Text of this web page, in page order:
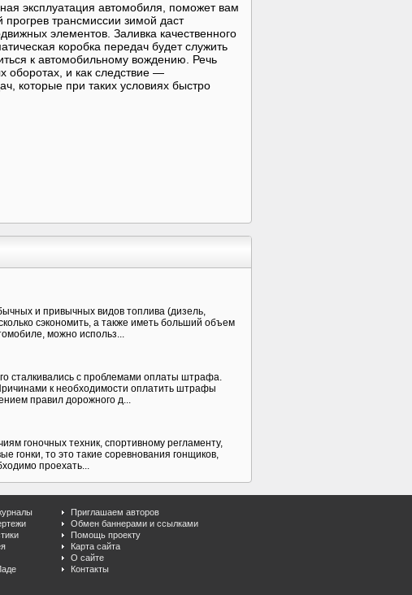
эксплуатация автомобиля, поможет вам
трансмиссии зимой даст
элементов. Заливка качественного
коробка передач будет служить
к автомобильному вождению. Речь
оборотах, и как следствие —
которые при таких условиях быстро
и привычных видов топлива (дизель,
сэкономить, а также иметь больший объем
можно использ...
сталкивались с проблемами оплаты штрафа.
к необходимости оплатить штрафы
правил дорожного д...
гоночных техник, спортивному регламенту,
гонки, то это такие соревнования гонщиков,
проехать...
Приглашаем авторов
Обмен баннерами и ссылками
Помощь проекту
Карта сайта
О сайте
Контакты